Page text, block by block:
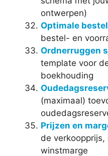
ontwerpen)
Optimale
bestel- en
Ordnerruggen
template voor
boekhouding
(maximaal)
Prijzen en
de
winstmarge